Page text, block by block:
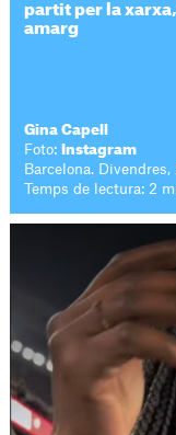
partit per la
amarg
Gina Capell
Foto:
Instagram
Barcelona.
Temps de lectura: 2